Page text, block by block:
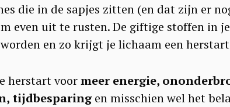
die in de sapjes zitten (en dat zijn er
even uit te rusten. De giftige stoffen in
en zo krijgt je lichaam een
herstart voormeer energie,
tijdbesparingen misschien wel het